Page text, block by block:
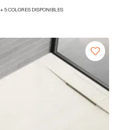
+ 5 COLORES DISPONIBLES